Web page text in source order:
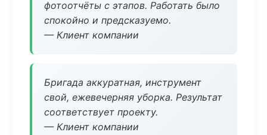
фотоотчёты с этапов. Работать было
спокойно и предсказуемо.
— Клиент компании
Бригада аккуратная, инструмент
свой, ежевечерняя уборка. Результат
соответствует проекту.
— Клиент компании